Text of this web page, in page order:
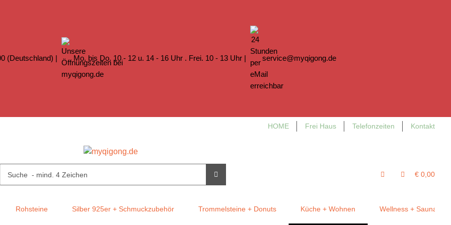
(Deutschland) | Mo. bis Do. 10 - 12 u. 14 - 16 Uhr . Frei. 10 - 13 Uhr | service@myqigong.de
HOME Frei Haus Telefonzeiten Kontakt
€ 0,00
Rohsteine Silber 925er + Schmuckzubehör Trommelsteine + Donuts Küche + Wohnen Wellness + Sauna